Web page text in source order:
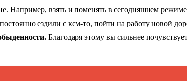
Например, взять и поменять в сегодняшнем
ездили с кем-то, пойти на работу новой
Благодаря этому вы сильнее